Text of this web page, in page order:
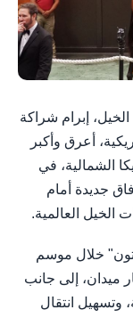
الخيل، إبرام شراكة
أعرق وأكبر
الشمالية، في
جديدة أمام
الخيل العالمية.
خلال موسم
2027، في مضمار ميدان، إلى جانب
وتسهيل انتقال